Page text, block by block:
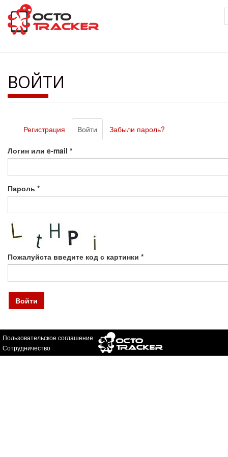
Перейти
основному
содержанию
ВОЙТИ
Главные
вкладки
Регистрация Войти (активная
вкладка)
Забыли пароль?
Логин или e-mail *
Пароль *
Пожалуйста введите код с картинки *
Войти
Пользовательское соглашение
Сотрудничество